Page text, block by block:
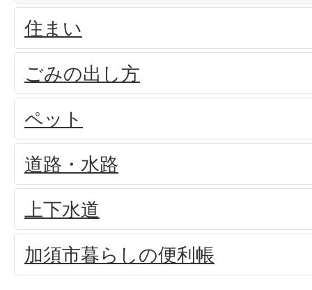
住まい
ごみの出し方
ペット
道路・水路
上下水道
加須市暮らしの便利帳